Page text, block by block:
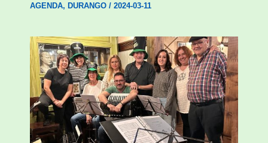
AGENDA, DURANGO/ 2024-03-11
Herri Maite akordeoi taldeak S. Patrick